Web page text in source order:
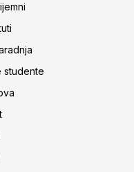
studente